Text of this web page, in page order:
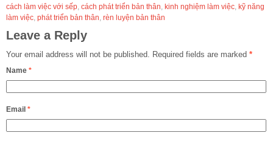
cách làm việc với sếp, cách phát triển bản thân, kinh nghiệm làm việc, kỹ năng
làm việc, phát triển bản thân, rèn luyện bản thân
Leave a Reply
Your email address will not be published. Required fields are marked *
Name *
Email *